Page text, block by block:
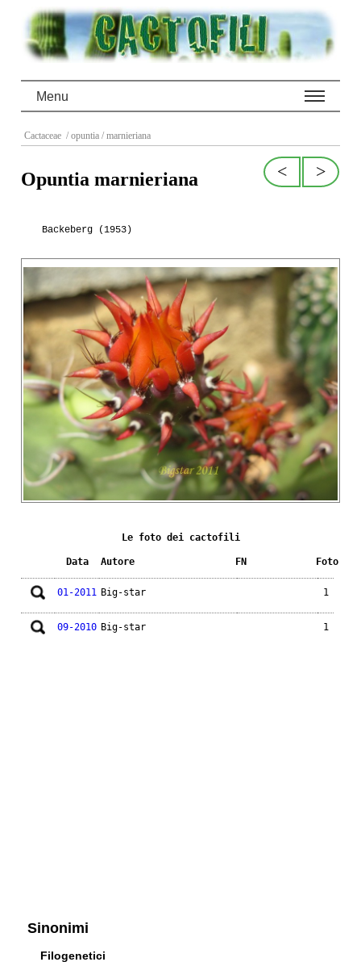
Menu
Cactaceae / opuntia / marnieriana
>
<
Opuntia marnieriana
Backeberg (1953)
Le foto dei cactofili
Data Autore FN Foto
01-2011 Big-star 1
09-2010 Big-star 1
Sinonimi
Filogenetici